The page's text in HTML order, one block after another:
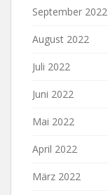
September 2022
August 2022
Juli 2022
Juni 2022
Mai 2022
April 2022
März 2022